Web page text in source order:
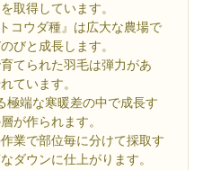
取得しています。
コウダ種』は広大な農場で
びと成長します。
てられた羽毛は弾力があ
ています。
端な寒暖差の中で成長す
が作られます。
業で部位毎に分けて採取す
ダウンに仕上がります。